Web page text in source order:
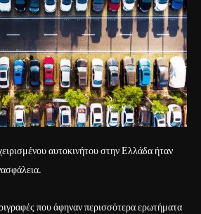
αυτοκινήτου στην Ελλάδα ήταν
που άφηναν περισσότερα ερωτήματα